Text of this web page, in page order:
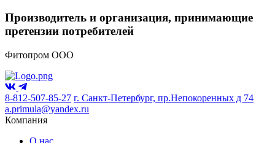
Производитель и организация, принимающие
претензии потребителей
Фитопром ООО
8-812-507-85-27 г. Санкт-Петербург, пр.Непокоренных д 74
a.primula@yandex.ru
Компания
О нас